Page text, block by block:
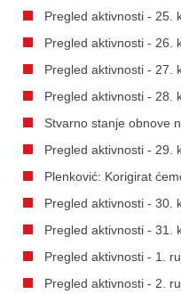
Pregled aktivnosti - 25.
Pregled aktivnosti - 26.
Pregled aktivnosti - 27.
Pregled aktivnosti - 28.
Stvarno stanje obnove
Pregled aktivnosti - 29.
Plenković: Korigirat
Pregled aktivnosti - 30.
Pregled aktivnosti - 31.
Pregled aktivnosti - 1.
Pregled aktivnosti - 2.